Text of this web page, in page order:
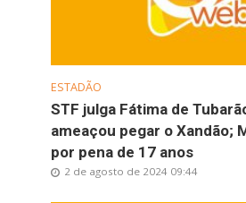
ESTADÃO
STF julga Fátima de
ameaçou pegar o Xandão;
por pena de 17 anos
2 de agosto de 2024 09:44